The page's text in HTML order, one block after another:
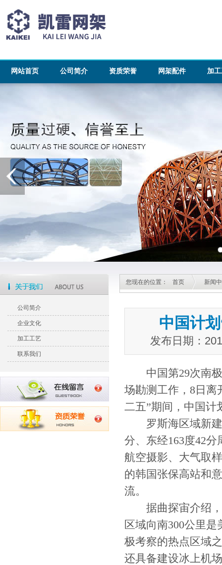
网站首页 公司简介 资质荣誉 网架配件 加
公司简介
企业文化
加工工艺
联系我们
您现在的位置： 首页 新闻
中国计
发布日期：
中国第29次南极
场勘测工作，8日离
二五”期间，中国计
罗斯海区域新建
分、东经163度42
航空摄影、大气取
的韩国张保高站和
流。
据曲探宙介绍，
区域向南300公里
极考察的热点区域
还具备建设冰上机